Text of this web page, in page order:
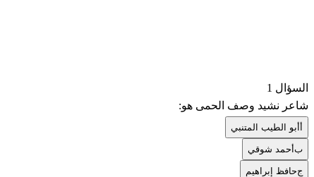
السؤال 1
شاعر نشيد وصف الحمى هو:
أأبو الطيب المتنبي
بأحمد شوقي
جحافظ إبراهيم